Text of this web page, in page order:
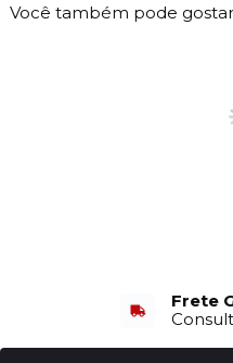
Você também pode
Frete